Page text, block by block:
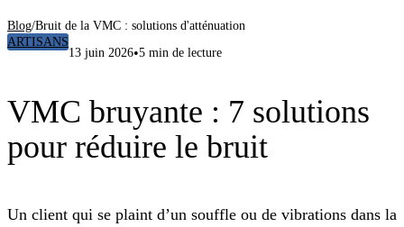
Blog/Bruit de la VMC : solutions d'atténuation
ARTISANS
13 juin 2026•5 min de lecture
VMC bruyante : 7 solutions
pour réduire le bruit
Un client qui se plaint d’un souffle ou de vibrations dans la